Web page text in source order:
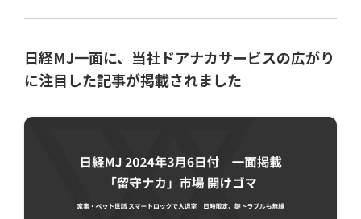
日経MJ一面に、当社ドアナカサービスの広がり
に注目した記事が掲載されました